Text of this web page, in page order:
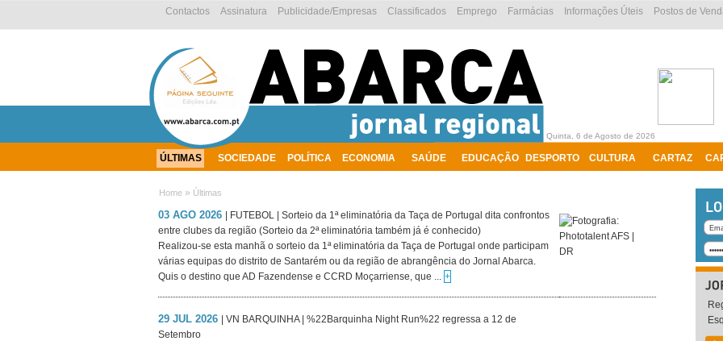
ÚLTIMAS SOCIEDADE POLÍTICA ECONOMIA SAÚDE EDUCAÇÃO DESPORTO CULTURA CARTAZ
Postos de
Informações Úteis
Farmácias
Emprego
Classificados
Publicidade/Empresas
Assinatura
Contactos
Quinta, 6 de Agosto de 2026
Home » Últimas
03 AGO 2026
| FUTEBOL | Sorteio da 1ª eliminatória da Taça de Portugal dita confrontos
entre clubes da região (Sorteio da 2ª eliminatória também já é conhecido)
Realizou-se esta manhã o sorteio da 1ª eliminatória da Taça de Portugal onde participam
várias equipas do distrito de Santarém ou da região de abrangência do Jornal Abarca.
Quis o destino que AD Fazendense e CCRD Moçarriense, que ... +
29 JUL 2026
| VN BARQUINHA | %22Barquinha Night Run%22 regressa a 12 de
Setembro